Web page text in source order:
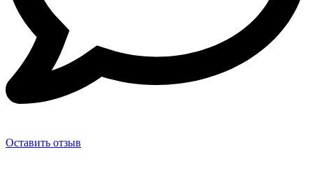
Оставить отзыв